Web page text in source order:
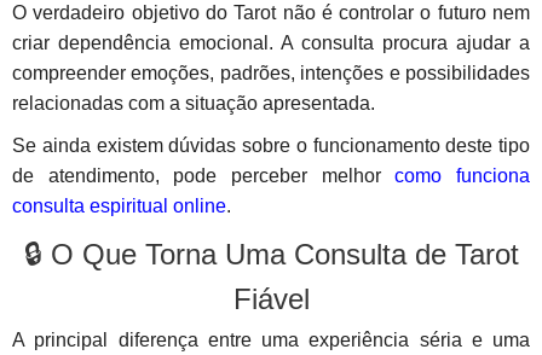
O verdadeiro objetivo do Tarot não é controlar o futuro nem
criar dependência emocional. A consulta procura ajudar a
compreender emoções, padrões, intenções e possibilidades
relacionadas com a situação apresentada.
Se ainda existem dúvidas sobre o funcionamento deste tipo
de atendimento, pode perceber melhorcomo funciona
consulta espiritual online.
🔒 O Que Torna Uma Consulta de Tarot
Fiável
A principal diferença entre uma experiência séria e uma